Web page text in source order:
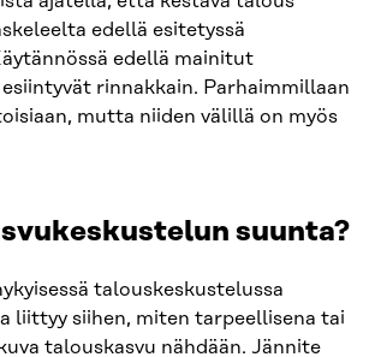
edellä esitetyssä
edellä mainitut
rinnakkain. Parhaimmillaan
mutta niiden välillä on myös
suunta?
talouskeskustelussa
liittyy siihen, miten tarpeellisena tai
talouskasvu nähdään. Jännite